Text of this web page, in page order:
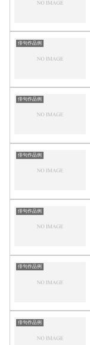
俳句作品例
俳句作品例
俳句作品例
俳句作品例
俳句作品例
俳句作品例